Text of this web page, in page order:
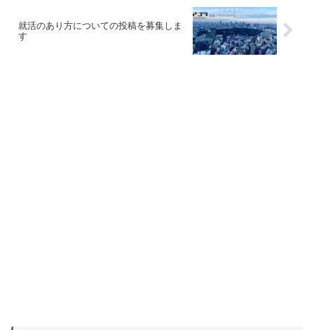
就活のあり方についての投稿を募集しま
す